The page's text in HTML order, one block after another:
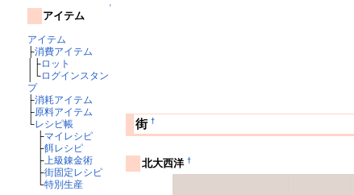
↑
アイテム
アイテム
├消費アイテム
│├ロット
│└ログインスタン
プ
├消耗アイテム
├原料アイテム
└レシピ帳
├マイレシピ
├餌レシピ
├上級錬金術
├街固定レシピ
└特別生産
街 †
北大西洋 †